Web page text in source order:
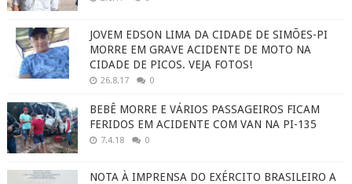
JOVEM EDSON LIMA DA CIDADE DE SIMÕES-PI
MORRE EM GRAVE ACIDENTE DE MOTO NA
CIDADE DE PICOS. VEJA FOTOS!
26.8.17 0
BEBÊ MORRE E VÁRIOS PASSAGEIROS FICAM
FERIDOS EM ACIDENTE COM VAN NA PI-135
7.4.18 0
NOTA À IMPRENSA DO EXÉRCITO BRASILEIRO A